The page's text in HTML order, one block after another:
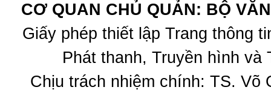
CƠ QUAN CHỦ QUẢN: BỘ
Giấy phép thiết lập Trang thông
Phát thanh, Truyền hình
Chịu trách nhiệm chính: TS.